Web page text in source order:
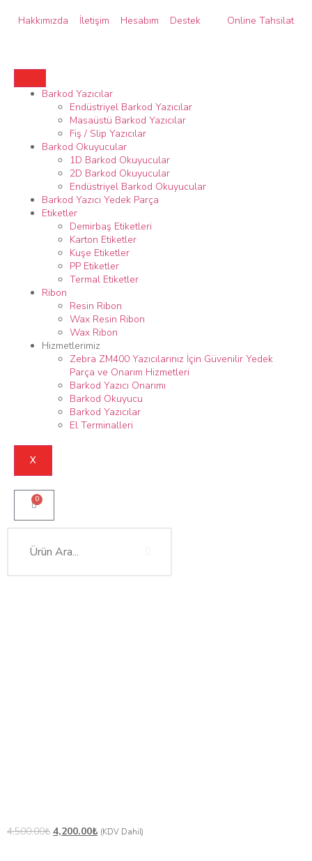
Hakkımızda İletişim Hesabım Destek Online Tahsilat
Barkod Yazıcılar
Endüstriyel Barkod Yazıcılar
Masaüstü Barkod Yazıcılar
Fiş / Slip Yazıcılar
Barkod Okuyucular
1D Barkod Okuyucular
2D Barkod Okuyucular
Endüstriyel Barkod Okuyucular
Barkod Yazıcı Yedek Parça
Etiketler
Demirbaş Etiketleri
Karton Etiketler
Kuşe Etiketler
PP Etiketler
Termal Etiketler
Ribon
Resin Ribon
Wax Resin Ribon
Wax Ribon
Hizmetlerimiz
Zebra ZM400 Yazıcılarınız İçin Güvenilir Yedek
Parça ve Onarım Hizmetleri
Barkod Yazıcı Onarımı
Barkod Okuyucu
Barkod Yazıcılar
El Terminalleri
X
0
4,500.00₺ 4,200.00₺ (KDV Dahil)